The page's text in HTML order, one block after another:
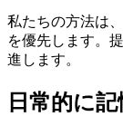
私たちの方法は
を優先します。
進します。
日常的に